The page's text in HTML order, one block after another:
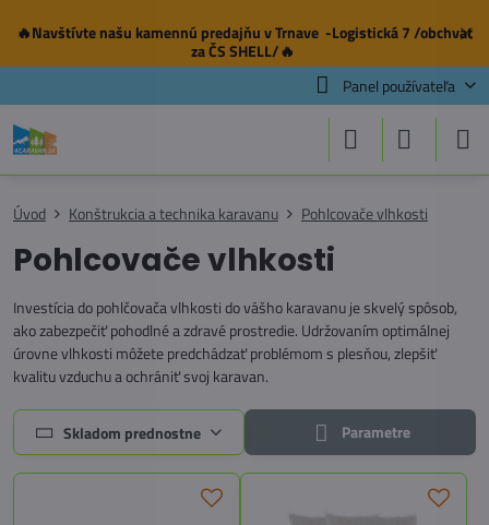
✕
🔥Navštívte našu kamennú predajňuv Trnave -Logistická 7 /obchvat
za ČS SHELL/🔥
Panel používateľa
Úvod Konštrukcia a technika karavanu Pohlcovače vlhkosti
Pohlcovače vlhkosti
Investícia do pohlčovača vlhkosti do vášho karavanu je skvelý spôsob,
ako zabezpečiť pohodlné a zdravé prostredie. Udržovaním optimálnej
úrovne vlhkosti môžete predchádzať problémom s plesňou, zlepšiť
kvalitu vzduchu a ochrániť svoj karavan.
Skladom prednostne Parametre